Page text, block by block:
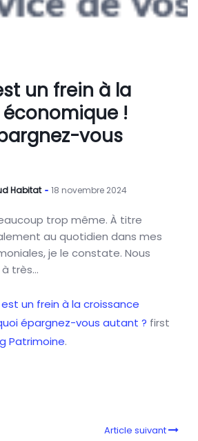
un frein à la
!
vous
Habitat 18 novembre 2024
trop même. À titre
au quotidien dans mes
je le constate. Nous
très…
est un frein à la croissance
épargnez-vous autant ? first
Patrimoine.
Article suivant